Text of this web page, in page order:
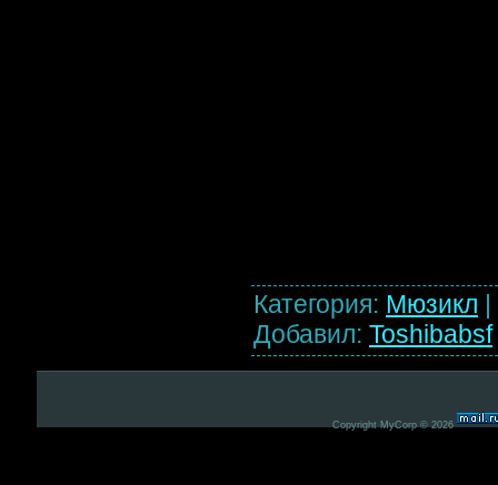
Категория: Мюзикл |
Добавил: Toshibabsf
Copyright MyCorp © 2026